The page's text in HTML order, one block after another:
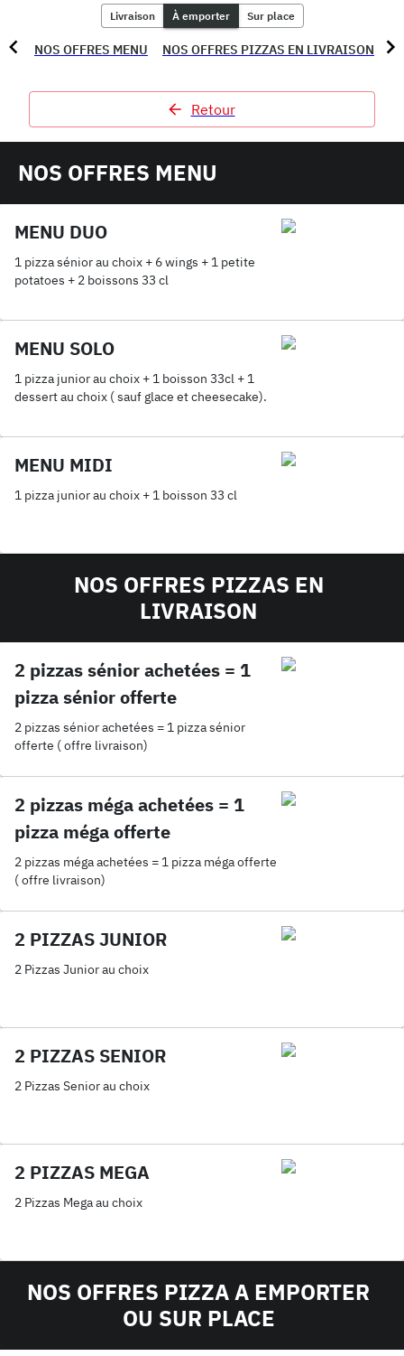
NOS OFFRES MENU NOS OFFRES PIZZAS EN LIVRAISON
Livraison À emporter Sur place
Retour
NOS OFFRES MENU
MENU DUO
1 pizza sénior au choix + 6 wings + 1 petite
potatoes + 2 boissons 33 cl
MENU SOLO
1 pizza junior au choix + 1 boisson 33cl + 1
dessert au choix ( sauf glace et cheesecake).
MENU MIDI
1 pizza junior au choix + 1 boisson 33 cl
NOS OFFRES PIZZAS EN
LIVRAISON
2 pizzas sénior achetées = 1
pizza sénior offerte
2 pizzas sénior achetées = 1 pizza sénior
offerte ( offre livraison)
2 pizzas méga achetées = 1
pizza méga offerte
2 pizzas méga achetées = 1 pizza méga offerte
( offre livraison)
2 PIZZAS JUNIOR
2 Pizzas Junior au choix
2 PIZZAS SENIOR
2 Pizzas Senior au choix
2 PIZZAS MEGA
2 Pizzas Mega au choix
NOS OFFRES PIZZA A EMPORTER
OU SUR PLACE